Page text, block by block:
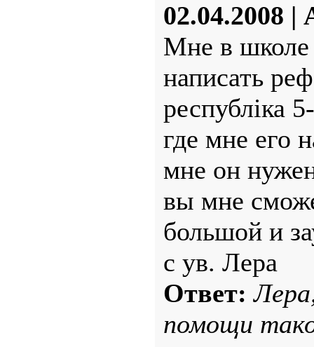
02.04.2008 |
Мне в школе
написать
республіка
где мне его
мне он
вы мне
большой и
с ув. Лера
Ответ:
помощи